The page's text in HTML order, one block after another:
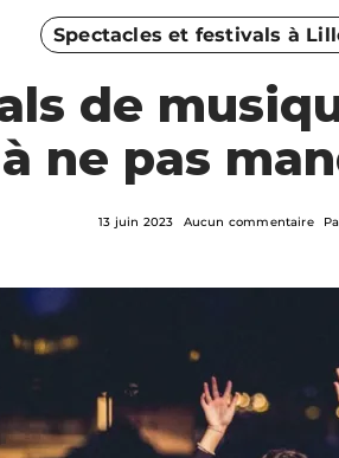
Spectacles et festivals à
de
ne pas
13 juin 2023 Aucun commentaire